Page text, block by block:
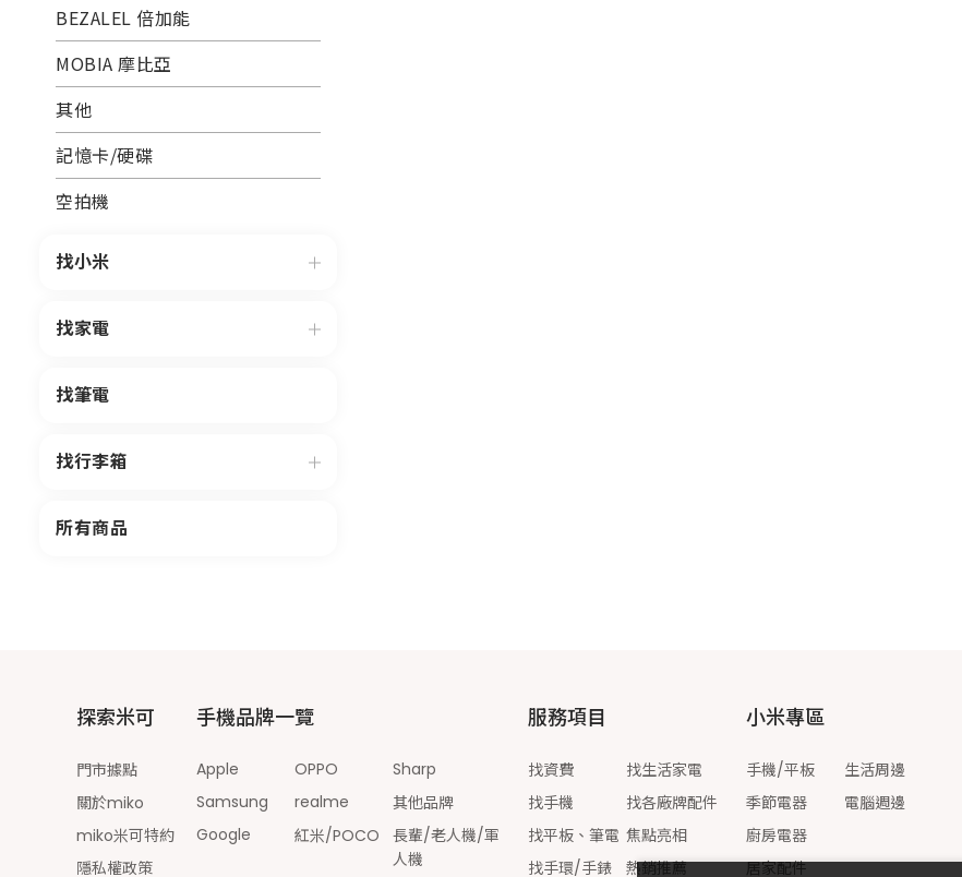
BEZALEL 倍加能
MOBIA 摩比亞
其他
記憶卡/硬碟
空拍機
找小米
找家電
找筆電
找行李箱
所有商品
探索米可
門市據點
關於miko
miko米可特約
隱私權政策
手機品牌一覽
Apple
Samsung
Google
OPPO
realme
紅米/POCO
Sharp
其他品牌
長輩/老人機/軍
人機
服務項目
找資費
找手機
找平板、筆電
找手環/手錶
找生活家電
找各廠牌配件
焦點亮相
熱銷推薦
小米專區
手機/平板
季節電器
廚房電器
居家配件
生活周邊
電腦週邊